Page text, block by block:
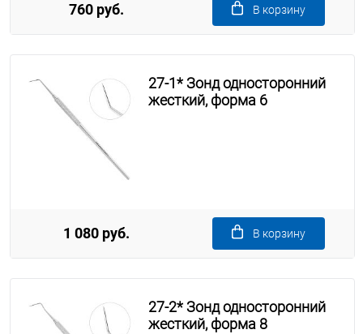
760 руб. В корзину
27-1* Зонд односторонний
жесткий, форма 6
1 080 руб. В корзину
27-2* Зонд односторонний
жесткий, форма 8